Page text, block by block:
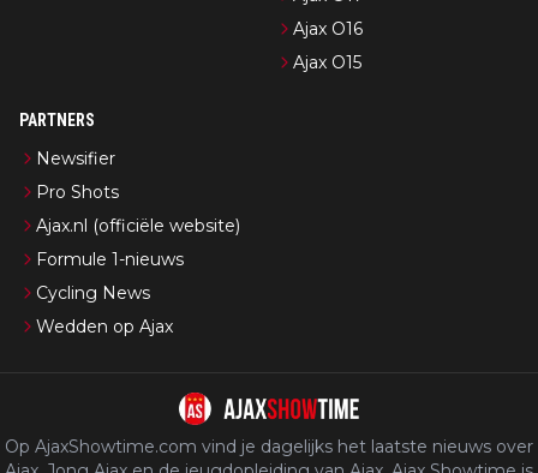
Ajax O16
Ajax O15
PARTNERS
Newsifier
Pro Shots
Ajax.nl (officiële website)
Formule 1-nieuws
Cycling News
Wedden op Ajax
Op AjaxShowtime.com vind je dagelijks het laatste nieuws over